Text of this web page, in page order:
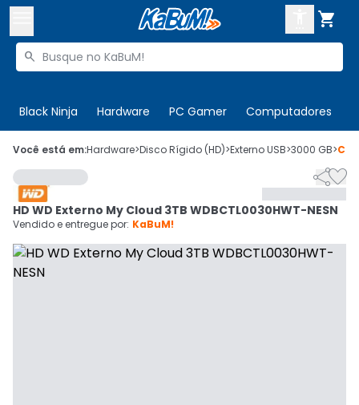

Buscar produtos

Black Ninja Hardware PC Gamer Computadores
 Olá. Acesse sua conta
 Departamentos
Cupons
Mais Vendidos
CADASTRE-SE
Você está em:Hardware>Disco Rígido (HD)>Externo USB>3000 GB>

HD WD Externo My Cloud 3TB WDBCTL0030HWT-NESN
Vendido e entregue por: KaBuM!